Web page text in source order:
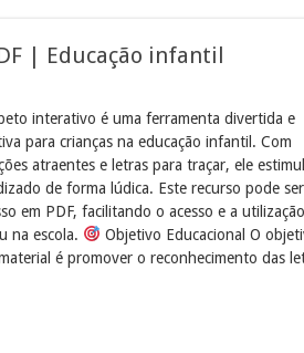
| Educação infantil
interativo é uma ferramenta divertida e
para crianças na educação infantil. Com
atraentes e letras para traçar, ele
de forma lúdica. Este recurso pode ser
em PDF, facilitando o acesso e a
na escola.
Objetivo Educacional O
é promover o reconhecimento das